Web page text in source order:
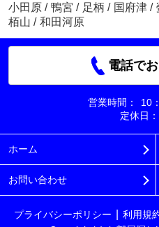
小田原 / 鴨宮 / 足柄 / 国府津 /
栢山 / 和田河原
電話で
営業時間：
10
定休日：
ホーム
お問い合わせ
プライバシーポリシー 利用規